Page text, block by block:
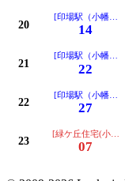
20
[印場駅（小幡経
14
21
[印場駅（小幡経
22
22
[印場駅（小幡経
27
23
[緑ケ丘住宅(小幡
07